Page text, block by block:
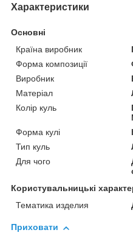
Характеристики
Основні
Країна виробник
Форма композиції
Виробник
Матеріал
Колір куль
Форма кулі
Тип куль
Для чого
Користувальницькі
Тематика изделия
Приховати